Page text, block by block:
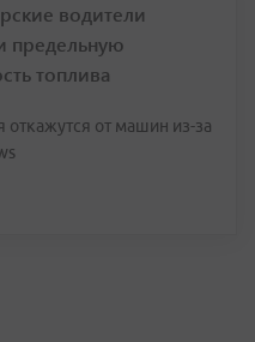
водители
предельную
топлива
от машин из-за